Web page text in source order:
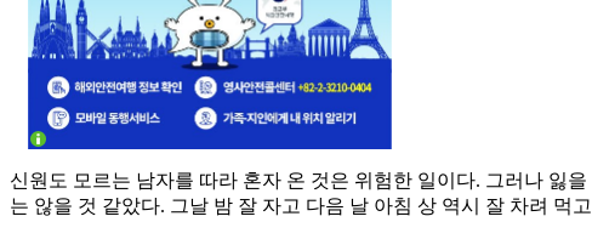
신원도 모르는 남자를 따라 혼자 온 것은 위험한 일이다. 그러나 잃
는 않을 것 같았다. 그날 밤 잘 자고 다음 날 아침 상 역시 잘 차려 먹